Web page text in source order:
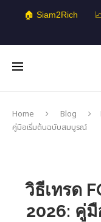
🏠 Siam2Rich
Home Blog
คู่มือเริ่มต้นฉบับสมบูรณ์
วิธีเทรด
2026: คู่